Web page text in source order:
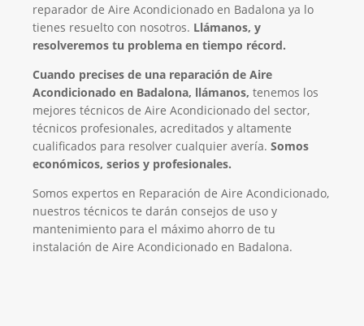
reparador de Aire Acondicionado en Badalona ya lo
tienes resuelto con nosotros. Llámanos, y
resolveremos tu problema en tiempo récord.
Cuando precises de una reparación de Aire
Acondicionado en Badalona, llámanos, tenemos los
mejores técnicos de Aire Acondicionado del sector,
técnicos profesionales, acreditados y altamente
cualificados para resolver cualquier avería. Somos
económicos, serios y profesionales.
Somos expertos en Reparación de Aire Acondicionado,
nuestros técnicos te darán consejos de uso y
mantenimiento para el máximo ahorro de tu
instalación de Aire Acondicionado en Badalona.